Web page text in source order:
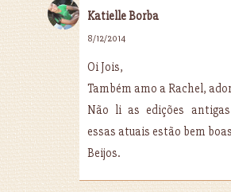
Katielle Borba
8/12/2014
Oi Jois,
Também amo a Rachel,
Não li as edições
essas atuais estão bem
Beijos.